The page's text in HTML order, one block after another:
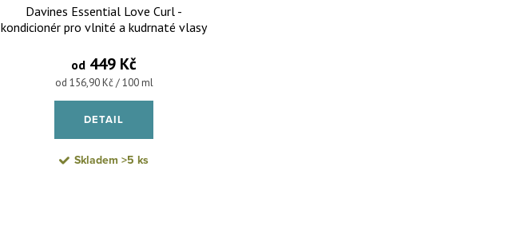
Davines Essential Love Curl -
kondicionér pro vlnité a kudrnaté vlasy
od 449 Kč
Měrná cena:
od 156,90 Kč / 100 ml
DETAIL
Skladem>5 ks